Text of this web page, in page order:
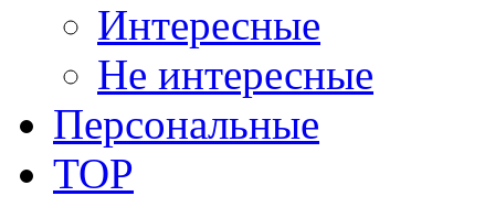
Интересные
Не интересные
Персональные
TOP